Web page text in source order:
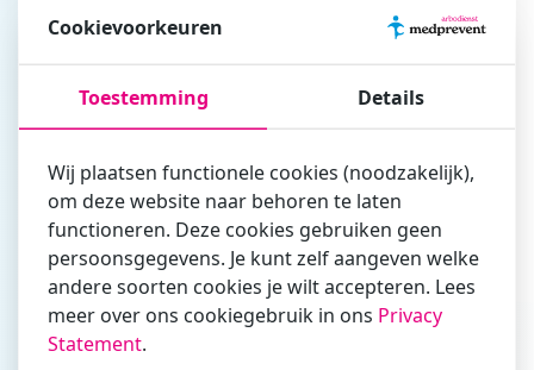
Tussenvoegsel Achternaam
E-mailadres
Vul hier bij voorkeur het e-mailadres in waarmee je
zakelijk/administratief correspondeert
Is de contactpersoon ook een cursist?
Ja
Nee
Cookievoorkeuren
Toestemming Details
Wij plaatsen functionele cookies (noodzakelijk),
om deze website naar behoren te laten
functioneren. Deze cookies gebruiken geen
persoonsgegevens. Je kunt zelf aangeven welke
andere soorten cookies je wilt accepteren. Lees
meer over ons cookiegebruik in ons Privacy
Statement.